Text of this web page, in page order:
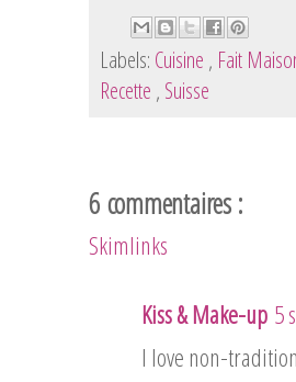
Labels: Cuisine , Fait
Recette , Suisse
6 commentaires :
Skimlinks
Kiss & Make-up 5
I love non-